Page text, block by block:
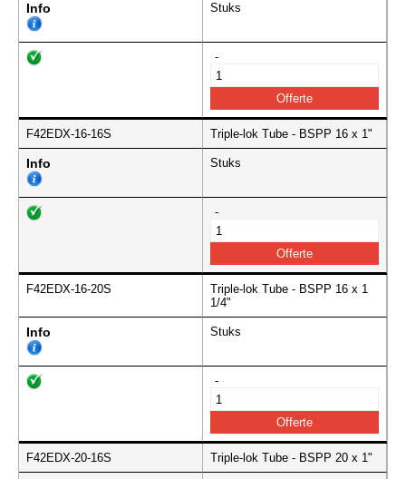
Info Stuks
-
F42EDX-16-16S Triple-lok Tube - BSPP 16 x 1"
Info Stuks
-
F42EDX-16-20S
Triple-lok Tube - BSPP 16 x 1
1/4"
Info Stuks
-
F42EDX-20-16S Triple-lok Tube - BSPP 20 x 1"